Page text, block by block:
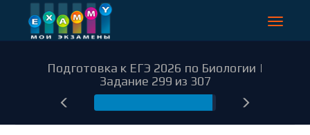
Toggle
Подготовка к ЕГЭ 2026 по Биологии |
Задание 299 из 307